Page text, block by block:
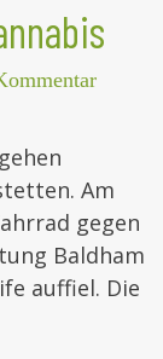
Am
gegen
Baldham
auffiel. Die